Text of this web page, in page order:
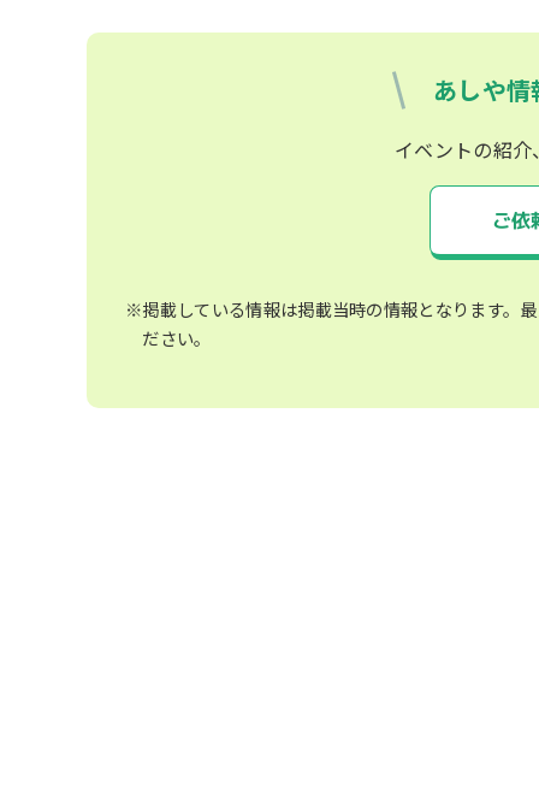
あしや
イベントの紹
ご依
※掲載している情報は掲載当時の情報となります。
ださい。